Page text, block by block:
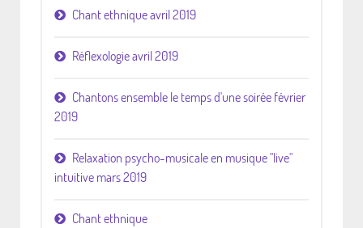
Chant ethnique avril 2019
Réflexologie avril 2019
Chantons ensemble le temps d'une soirée février
2019
Relaxation psycho-musicale en musique "live"
intuitive mars 2019
Chant ethnique